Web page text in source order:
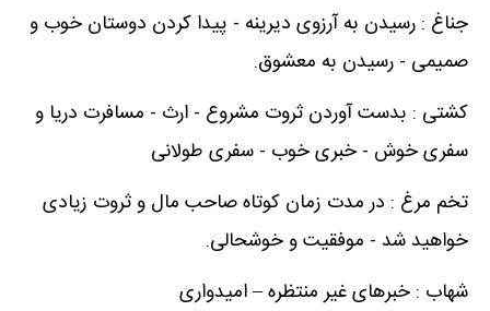
جناغ : رسیدن به آرزوی دیرینه - پیدا کردن دوستان خوب و
صمیمی - رسیدن به معشوق.
کشتی : بدست آوردن ثروت مشروع - ارث - مسافرت دریا و
سفری خوش - خبری خوب - سفری طولانی
تخم مرغ : در مدت زمان کوتاه صاحب مال و ثروت زیادی
خواهید شد - موفقیت و خوشحالی.
شهاب : خبرهای غیر منتظره – امیدواری